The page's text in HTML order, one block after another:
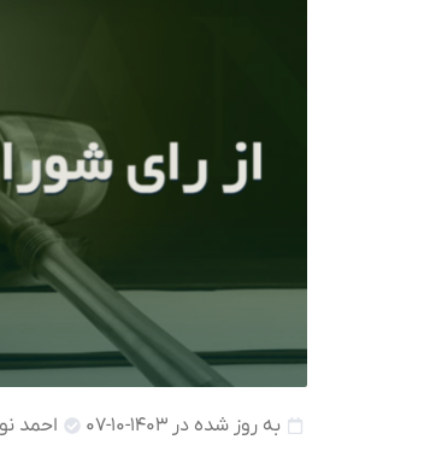
به روز شده در ۱۴۰۳-۱۰-۰۷ احمد